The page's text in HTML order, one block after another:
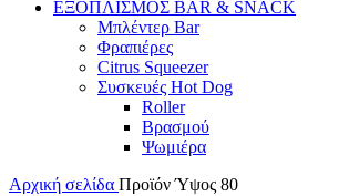
ΕΞΟΠΛΙΣΜΟΣ BAR & SNACK
Μπλέντερ Bar
Φραπιέρες
Citrus Squeezer
Συσκευές Hot Dog
Roller
Βρασμού
Ψωμιέρα
Αρχική σελίδα Προϊόν Ύψος 80